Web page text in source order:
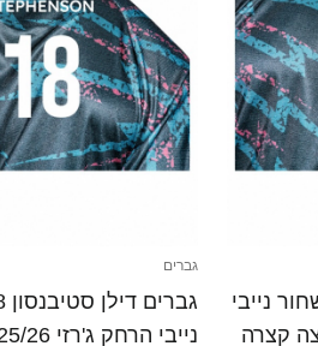
סמואל הווס #13 שחור נייבי
גברים